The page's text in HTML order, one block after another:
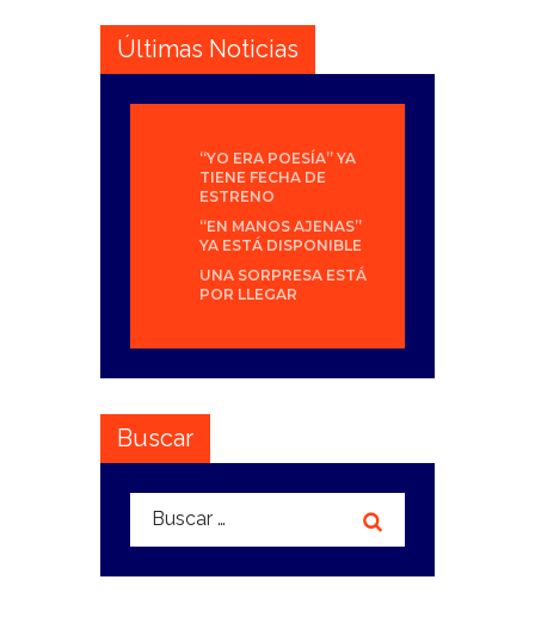
Últimas Noticias
“YO ERA POESÍA” YA
TIENE FECHA DE
ESTRENO
“EN MANOS AJENAS”
YA ESTÁ DISPONIBLE
UNA SORPRESA ESTÁ
POR LLEGAR
Buscar
Buscar: